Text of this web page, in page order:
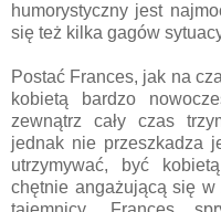
humorystyczny jest
się też kilka gagów
Postać Frances, jak na
kobietą bardzo
zewnątrz cały czas
jednak nie przeszkadza
utrzymywać, być
chętnie angażującą się